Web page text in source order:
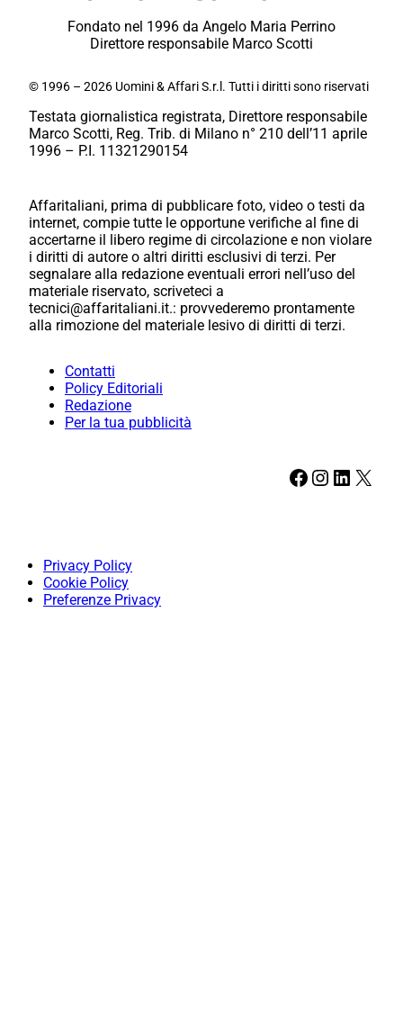
Fondato nel 1996 da Angelo Maria Perrino
Direttore responsabile Marco Scotti
© 1996 – 2026 Uomini & Affari S.r.l. Tutti i diritti sono riservati
Testata giornalistica registrata, Direttore responsabile
Marco Scotti, Reg. Trib. di Milano n° 210 dell’11 aprile
1996 – P.I. 11321290154
Affaritaliani, prima di pubblicare foto, video o testi da
internet, compie tutte le opportune verifiche al fine di
accertarne il libero regime di circolazione e non violare
i diritti di autore o altri diritti esclusivi di terzi. Per
segnalare alla redazione eventuali errori nell’uso del
materiale riservato, scriveteci a
tecnici@affaritaliani.it.: provvederemo prontamente
alla rimozione del materiale lesivo di diritti di terzi.
Contatti
Policy Editoriali
Redazione
Per la tua pubblicità
Facebook Instagram LinkedIn X
Privacy Policy
Cookie Policy
Preferenze Privacy